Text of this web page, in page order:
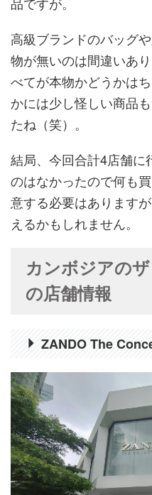
高級ブランドのバッグ
物が無いのは間違いあ
べてが本物かどうかは
かには少し怪しい商品
たね（笑）。
結局、今回合計4店舗に
のはなかったので何も
意する必要はあります
えるかもしれません。
カンボジアのザ
の店舗情報
ZANDO The